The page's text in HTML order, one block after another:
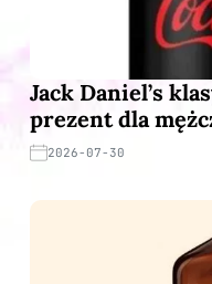
Jack Daniel’s
prezent dla
2026-07-30